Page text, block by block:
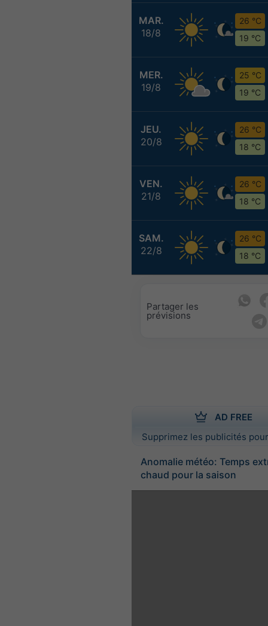
MAR.
18/8
26 °C
19 °C
MER.
19/8
25 °C
19 °C
JEU.
20/8
26 °C
18 °C
VEN.
21/8
26 °C
18 °C
SAM.
22/8
26 °C
18 °C
Partager les
prévisions
AD FREE
Supprimez les publicités
Anomalie météo: Temps
chaud pour la saison